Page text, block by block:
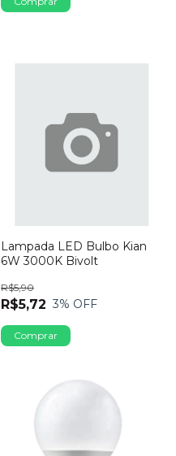
Lampada LED Bulbo Kian
6W 3000K Bivolt
R$5,72
R$5,90
3% OFF